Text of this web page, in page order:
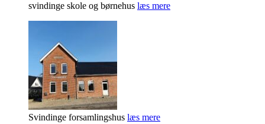
svindinge skole og børnehus læs mere
Svindinge forsamlingshus læs mere